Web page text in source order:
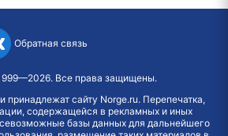
Обратная связь
Все права защищены.
сайту Norge.ru. Перепечатка,
содержащейся в рекламных и иных
базы данных для дальнейшего